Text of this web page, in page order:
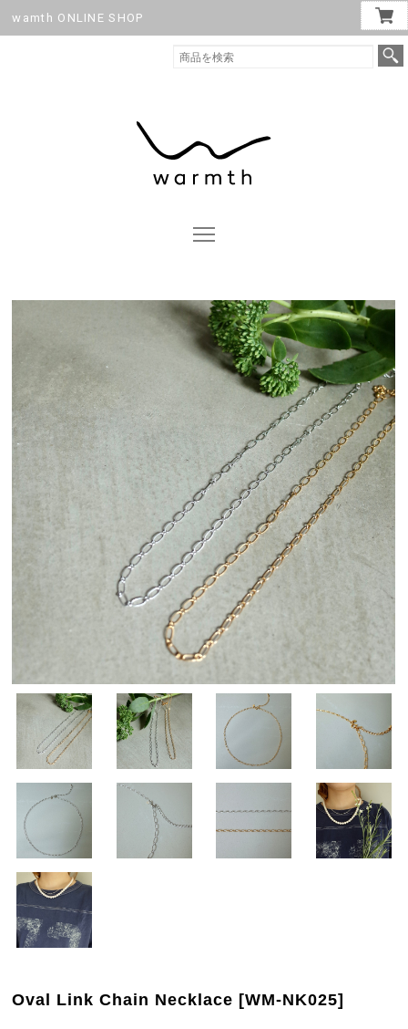
wamth ONLINE SHOP
Oval Link Chain Necklace [WM-NK025]